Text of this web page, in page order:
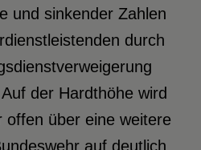
und sinkender Zahlen
durch
der Hardthöhe wird
offen über eine weitere
auf deutlich